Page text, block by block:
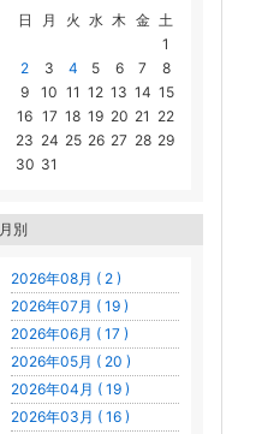
日
月 火 水 木 金 土
1
2
3 4 5 6 7
8
9
10 11 12 13 14 15
16 17 18 19 20 21 22
23 24 25 26 27 28 29
30 31
月別
2026年08月 ( 2 )
2026年07月 ( 19 )
2026年06月 ( 17 )
2026年05月 ( 20 )
2026年04月 ( 19 )
2026年03月 ( 16 )